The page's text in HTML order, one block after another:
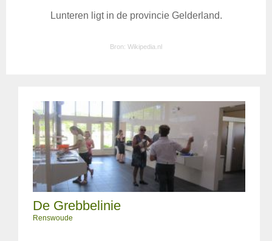
Lunteren ligt in de provincie Gelderland.
Bron: Wikipedia.nl
De Grebbelinie
Renswoude